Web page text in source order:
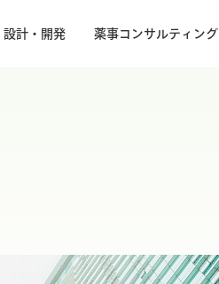
設計・開発 薬事コンサルティング